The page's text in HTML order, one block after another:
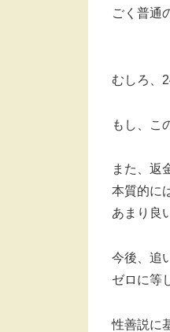
ごく普通
むしろ、
もし、こ
また、返
本質的に
あまり良
今後、追
ゼロに等
性善説に